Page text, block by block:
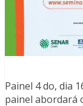
Painel 4 do, dia
painel abordará